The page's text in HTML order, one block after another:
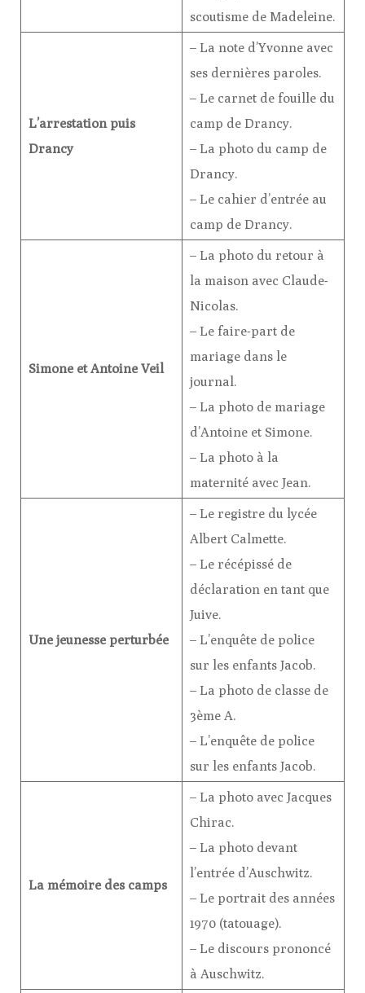
scoutisme de Madeleine.
L’arrestation puis
Drancy
– La note d’Yvonne avec
ses dernières paroles.
– Le carnet de fouille du
camp de Drancy.
– La photo du camp de
Drancy.
– Le cahier d’entrée au
camp de Drancy.
Simone et Antoine Veil
– La photo du retour à
la maison avec Claude-
Nicolas.
– Le faire-part de
mariage dans le
journal.
– La photo de mariage
d’Antoine et Simone.
– La photo à la
maternité avec Jean.
Une jeunesse perturbée
– Le registre du lycée
Albert Calmette.
– Le récépissé de
déclaration en tant que
Juive.
– L’enquête de police
sur les enfants Jacob.
– La photo de classe de
3ème A.
– L’enquête de police
sur les enfants Jacob.
La mémoire des camps
– La photo avec Jacques
Chirac.
– La photo devant
l’entrée d’Auschwitz.
– Le portrait des années
1970 (tatouage).
– Le discours prononcé
à Auschwitz.